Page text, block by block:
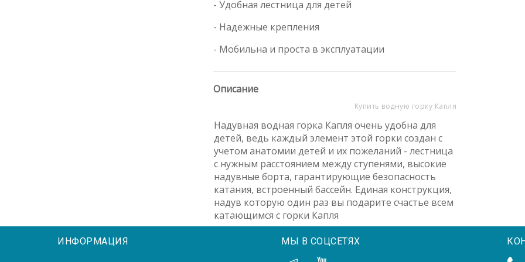
- Удобная лестница для детей
- Надежные крепления
- Мобильна и проста в эксплуатации
Описание
Купить водную горку Капля
Надувная водная горка Капля очень удобна для
детей, ведь каждый элемент этой горки создан с
учетом анатомии детей и их пожеланий - лестница
с нужным расстоянием между ступенями, высокие
надувные борта, гарантирующие безопасность
катания, встроенный бассейн. Единая конструкция,
надув которую один раз вы подарите счастье всем
катающимся с горки Капля
ИНФОРМАЦИЯ МЫ В СОЦСЕТЯХ